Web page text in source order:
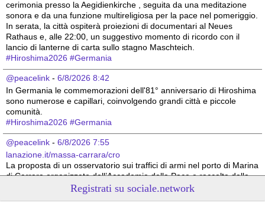
cerimonia presso la Aegidienkirche , seguita da una meditazione
sonora e da una funzione multireligiosa per la pace nel pomeriggio.
In serata, la città ospiterà proiezioni di documentari al Neues
Rathaus e, alle 22:00, un suggestivo momento di ricordo con il
lancio di lanterne di carta sullo stagno Maschteich.
#Hiroshima2026 #Germania
@peacelink - 6/8/2026 8:42
In Germania le commemorazioni dell'81° anniversario di Hiroshima
sono numerose e capillari, coinvolgendo grandi città e piccole
comunità.
#Hiroshima2026 #Germania
@peacelink - 6/8/2026 7:55
lanazione.it/massa-carrara/cro
La proposta di un osservatorio sui traffici di armi nel porto di Marina
di Carrara organizzato dall’Accademia della Pace e raccolta dalla
sindaca Serena Arrighi.
Linda Maggiori, nel ricostruire l’inchiesta che ha fatto per
Registrati su sociale.network